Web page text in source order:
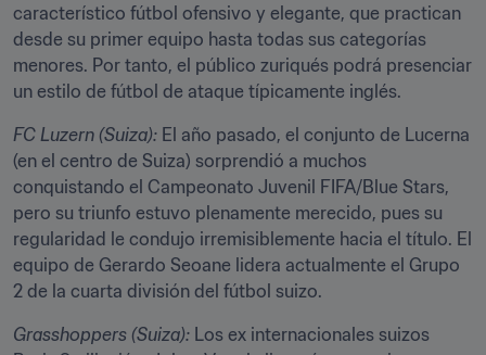
característico fútbol ofensivo y elegante, que practican
desde su primer equipo hasta todas sus categorías
menores. Por tanto, el público zuriqués podrá presenciar
un estilo de fútbol de ataque típicamente inglés.
FC Luzern (Suiza): El año pasado, el conjunto de Lucerna
(en el centro de Suiza) sorprendió a muchos
conquistando el Campeonato Juvenil FIFA/Blue Stars,
pero su triunfo estuvo plenamente merecido, pues su
regularidad le condujo irremisiblemente hacia el título. El
equipo de Gerardo Seoane lidera actualmente el Grupo
2 de la cuarta división del fútbol suizo.
Grasshoppers (Suiza): Los ex internacionales suizos